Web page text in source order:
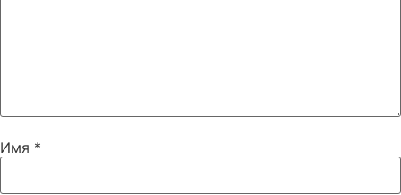
Имя *